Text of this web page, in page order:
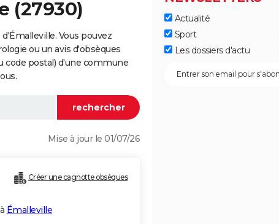
(27930)
Vous pouvez
ou un avis d'obsèques
code postal) d'une commune
Mise à jour le 01/07/26
Créer une cagnotte obsèques
Émalleville
Actualité
Sport
Les dossiers d'actu